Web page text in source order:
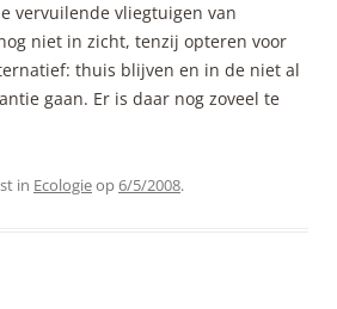
vervuilende vliegtuigen van
niet in zicht, tenzij opteren voor
thuis blijven en in de niet al
gaan. Er is daar nog zoveel te
in Ecologieop6/5/2008.